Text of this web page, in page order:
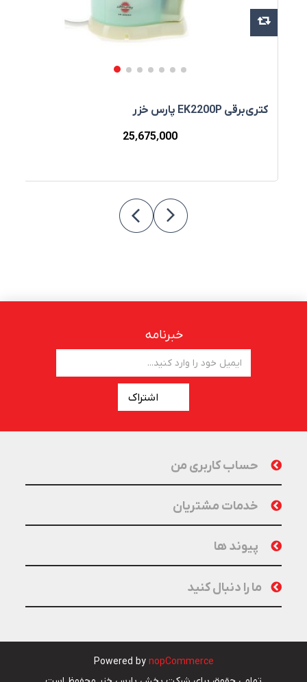
کتری‌برقی EK2200P پارس خزر
25٬675٬000
خبرنامه
اشتراک
حساب کاربری من
خدمات مشتریان
پیوند ها
ما را دنبال کنید
Powered by nopCommerce